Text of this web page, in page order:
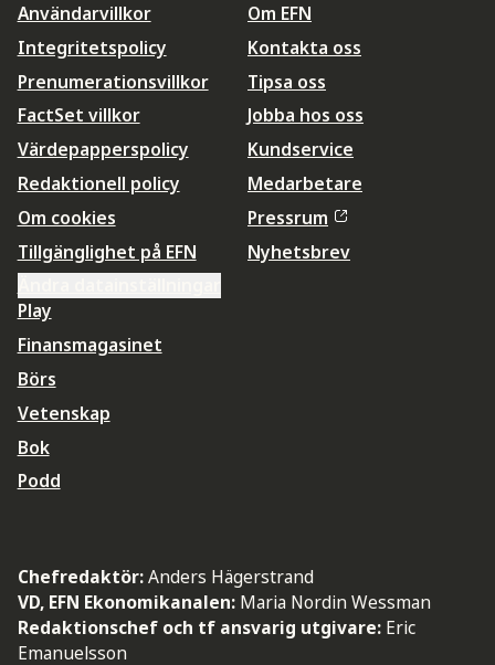
Användarvillkor
Integritetspolicy
Prenumerationsvillkor
FactSet villkor
Värdepapperspolicy
Redaktionell policy
Om cookies
Tillgänglighet på EFN
Om EFN
Kontakta oss
Tipsa oss
Jobba hos oss
Kundservice
Medarbetare
Pressrum
Nyhetsbrev
Play
Finansmagasinet
Börs
Vetenskap
Bok
Podd
Chefredaktör:Anders Hägerstrand
VD, EFN Ekonomikanalen: Maria Nordin Wessman
Redaktionschef och tf ansvarig utgivare: Eric
Emanuelsson